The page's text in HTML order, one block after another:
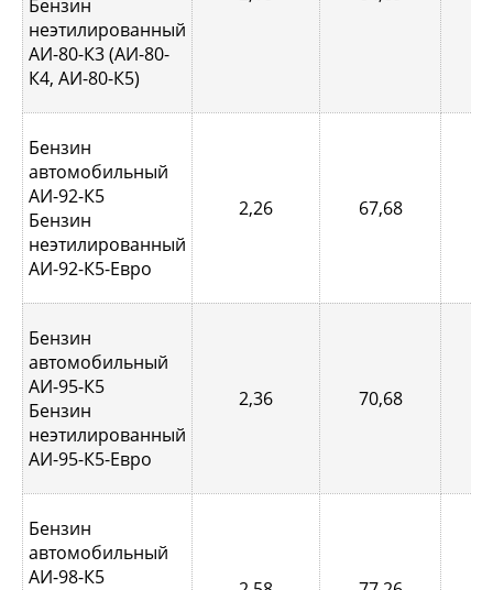
Бензин
неэтилированный
АИ-80-К3 (АИ-80-
К4, АИ-80-К5)
Бензин
автомобильный
АИ-92-К5
Бензин
неэтилированный
АИ-92-К5-Евро
2,26 67,68
Бензин
автомобильный
АИ-95-К5
Бензин
неэтилированный
АИ-95-К5-Евро
2,36 70,68
Бензин
автомобильный
АИ-98-К5